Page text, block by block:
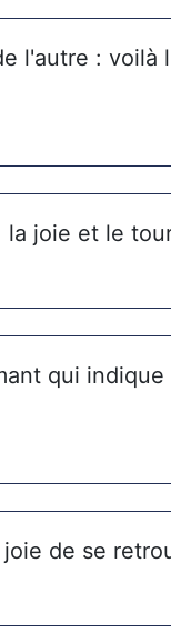
l'autre : voilà
la joie et le
qui
de se